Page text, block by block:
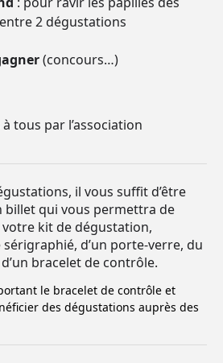
2 dégustations
(concours…)
tous par l’association
il vous suffit d’être
billet qui vous permettra de
kit de dégustation,
sérigraphié, d’un porte-verre, du
bracelet de contrôle.
le bracelet de contrôle et
des dégustations auprès des